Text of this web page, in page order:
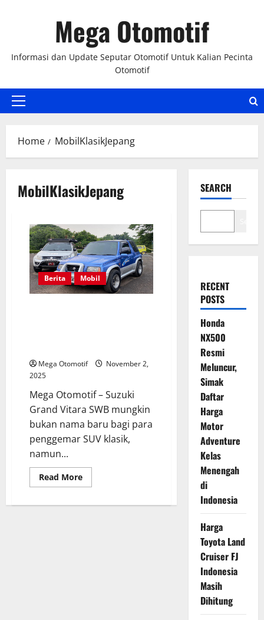
Mega Otomotif
Informasi dan Update Seputar Otomotif Untuk Kalian Pecinta
Otomotif
Primary
Home MobilKlasikJepang
MobilKlasikJepang
Berita Mobil
Mega Otomotif
November 2,
2025
Mega Otomotif – Suzuki
Grand Vitara SWB mungkin
bukan nama baru bagi para
penggemar SUV klasik,
namun...
Read MoreRead
more
Grand
SEARCH
RECENT
POSTS
Honda
NX500
Resmi
Meluncur,
Simak
Daftar
Harga
Motor
Adventure
Kelas
Menengah
di
Indonesia
Harga
Toyota Land
Cruiser FJ
Indonesia
Masih
Dihitung